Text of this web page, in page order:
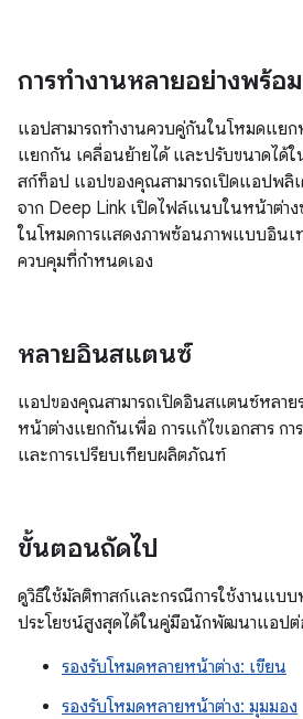
การทํางานหลายอย่างพร้อ
แอปสามารถทำงานควบคู่กันในโหมดแย
แยกกัน เคลื่อนย้ายได้ และปรับขนาดได้
สก์ท็อป แอปของคุณสามารถเปิดแอปพลิ
จาก Deep Link เปิดไฟล์แนบในหน้าต่าง
ในโหมดการแสดงภาพซ้อนภาพแบบอินเ
ควบคุมที่กำหนดเอง
หลายอินสแตนซ์
แอปของคุณสามารถเปิดอินสแตนซ์หลายร
หน้าต่างแยกกันเพื่อ การแก้ไขเอกสาร กา
และการเปรียบเทียบผลิตภัณฑ์
ขั้นตอนถัดไป
ดูวิธีใช้มัลติทาสก์และกรณีการใช้งานแบ
ประโยชน์สูงสุดได้ในคู่มือนักพัฒนาแอป
รองรับโหมดหลายหน้าต่าง: เขียน
รองรับโหมดหลายหน้าต่าง: มุมมอง